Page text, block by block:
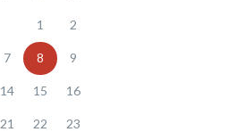
1 2
7 8 9
14 15 16
21 22 23